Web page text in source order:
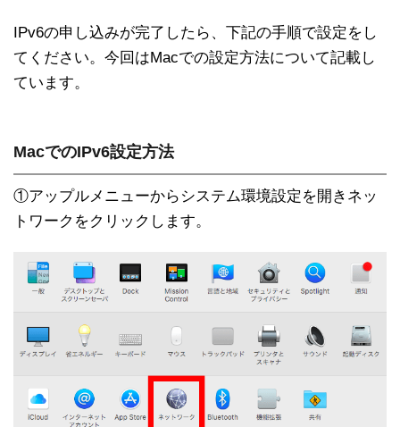
IPv6の申し込みが完了したら、下記の手順で設定をし
てください。今回はMacでの設定方法について記載し
ています。
MacでのIPv6設定方法
①アップルメニューからシステム環境設定を開きネッ
トワークをクリックします。